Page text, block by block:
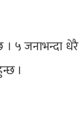
। ५ जनाभन्दा धेरै
।